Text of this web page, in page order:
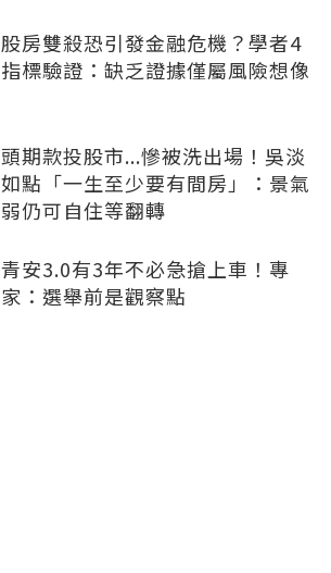
股房雙殺恐引發金融危機？學者4
指標驗證：缺乏證據僅屬風險想像
頭期款投股市...慘被洗出場！吳淡
如點「一生至少要有間房」：景氣
弱仍可自住等翻轉
青安3.0有3年不必急搶上車！專
家：選舉前是觀察點